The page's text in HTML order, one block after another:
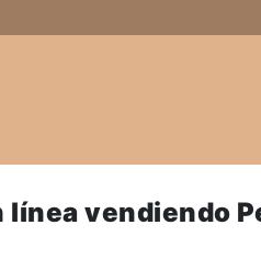
línea vendiendo